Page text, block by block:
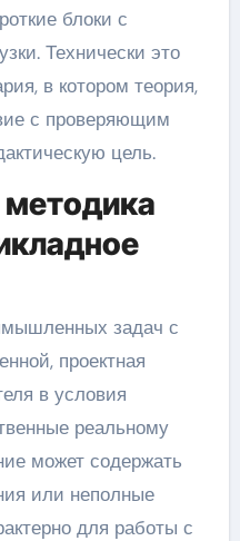
блоки с
Технически это
в котором теория,
с проверяющим
цель.
методика
задач с
проектная
в условия
реальному
может содержать
или неполные
для работы с